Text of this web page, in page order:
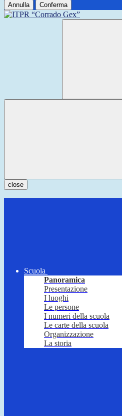
Annulla Conferma
close
Scuola
Panoramica
Presentazione
I luoghi
Le persone
I numeri della scuola
Le carte della scuola
Organizzazione
La storia